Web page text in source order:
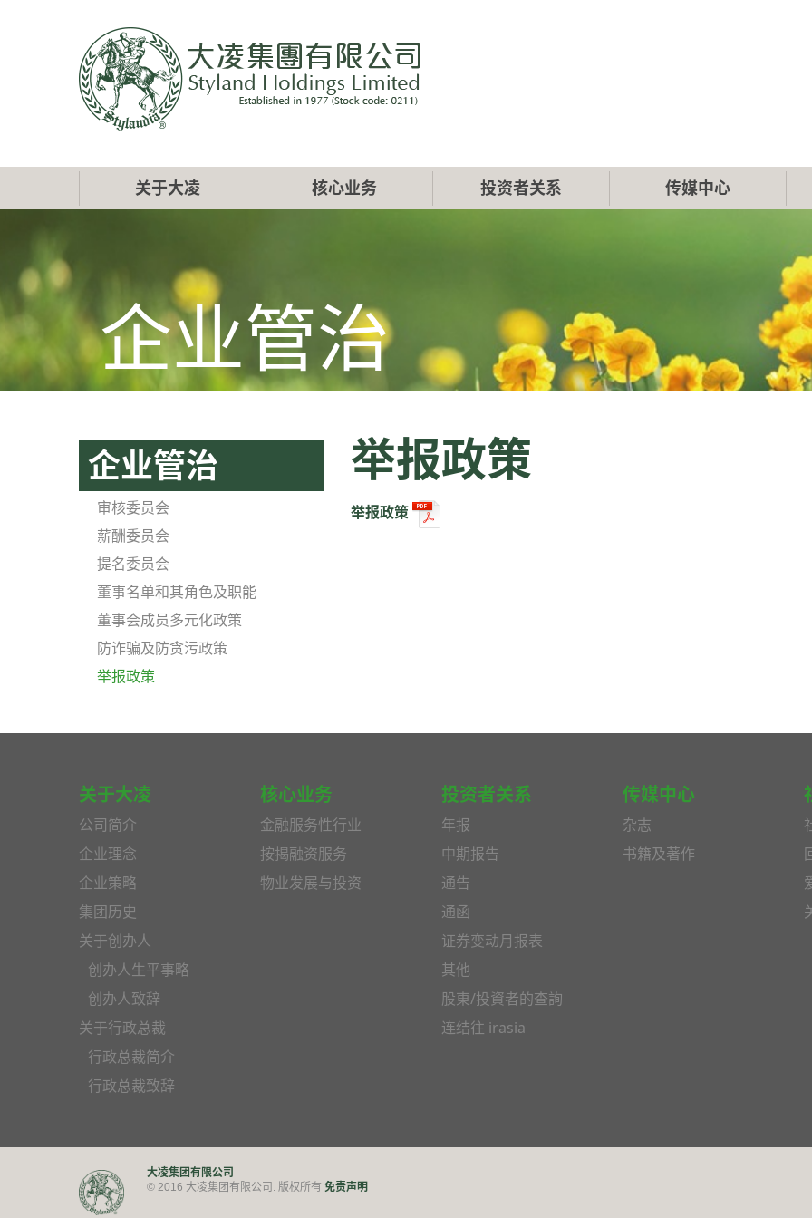
Main
navigation
关于大凌 核心业务 投资者关系 传媒中心
企业管治
企业管治
审核委员会
薪酬委员会
提名委员会
董事名单和其角色及职能
董事会成员多元化政策
防诈骗及防贪污政策
举报政策
举报政策
举报政策
关于大凌
公司简介
企业理念
企业策略
集团历史
关于创办人
创办人生平事略
创办人致辞
关于行政总裁
行政总裁简介
行政总裁致辞
核心业务
金融服务性行业
按揭融资服务
物业发展与投资
投资者关系
年报
中期报告
通告
通函
证券变动月报表
其他
股東/投資者的查詢
连结往 irasia
传媒中心
杂志
书籍及著作
大凌集团有限公司
© 2016 大凌集团有限公司. 版权所有 免责声明